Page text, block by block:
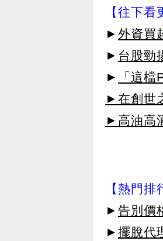
【往下看
► 外資買
► 台股勁
►
「這
►在創世
►高油高
【熱門排
► 告別價
► 擺脫代